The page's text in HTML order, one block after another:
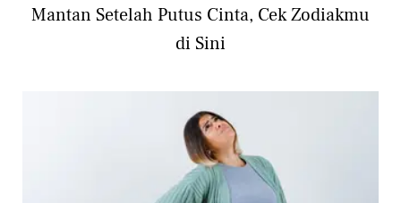
Mantan Setelah Putus Cinta, Cek Zodiakmu
di Sini